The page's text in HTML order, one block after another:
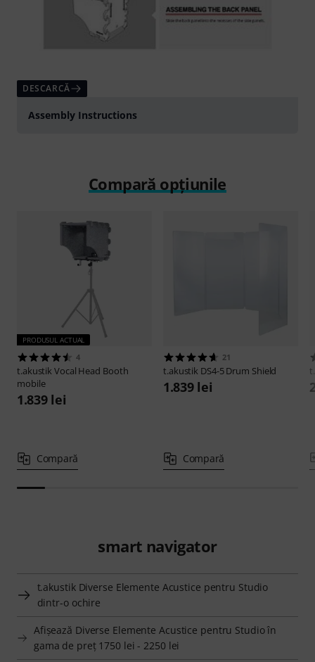
DESCARCĂ
Assembly Instructions
Compară opțiunile
PRODUSUL ACTUAL
4
t.akustikVocal Head Booth
mobile
1.839 lei
Compară
21
t.akustik DS4-5 Drum Shield
1.839 lei
Compară
smart navigator
t.akustik Diverse Elemente Acustice pentru Studio
dintr-o ochire
Afişează Diverse Elemente Acustice pentru Studio în
gama de preţ 1750 lei - 2250 lei